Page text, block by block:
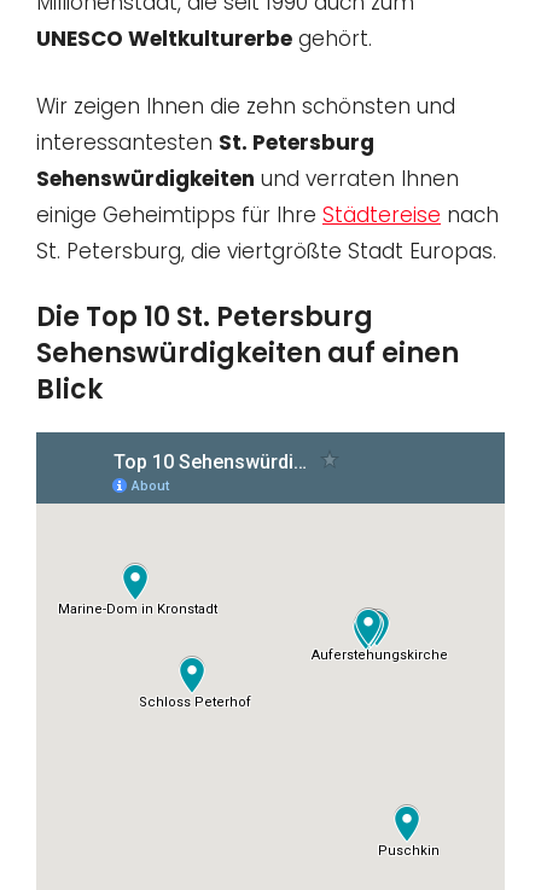
UNESCO Weltkulturerbe gehört.
Wir zeigen Ihnen die zehn schönsten und
interessantesten St. Petersburg
Sehenswürdigkeiten und verraten Ihnen
einige Geheimtipps für Ihre Städtereise nach
St. Petersburg, die viertgrößte Stadt Europas.
Die Top 10 St. Petersburg
Sehenswürdigkeiten auf einen
Blick